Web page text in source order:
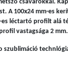
csavarokkal.
A 100x24 mm-es
léctartó profilt alá
vastagsága 2 mm.